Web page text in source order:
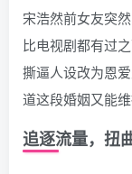
宋浩然前女友突
比电视剧都有过
撕逼人设改为恩
道这段婚姻又能维
追逐流量，扭